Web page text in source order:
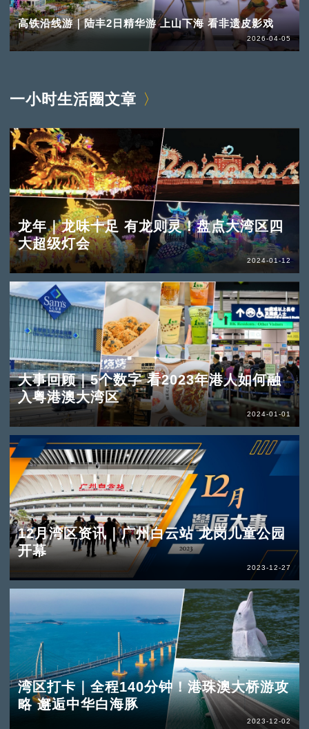
高铁沿线游｜陆丰2日精华游 上山下海 看非遗皮影戏
2026-04-05
一小时生活圈文章
龙年｜龙味十足 有龙则灵！盘点大湾区四
大超级灯会
2024-01-12
大事回顾｜5个数字 看2023年港人如何融
入粤港澳大湾区
2024-01-01
12月湾区资讯｜广州白云站 龙岗儿童公园
开幕
2023-12-27
湾区打卡｜全程140分钟！港珠澳大桥游攻
略 邂逅中华白海豚
2023-12-02